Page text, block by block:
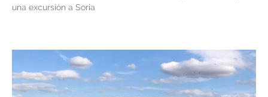
una excursión a Soria